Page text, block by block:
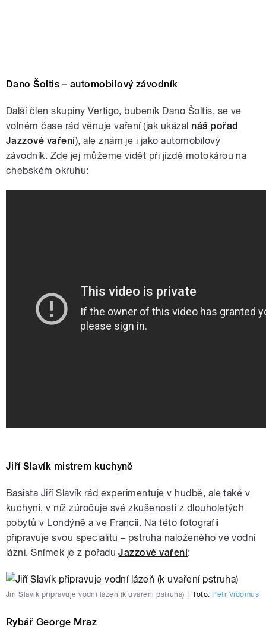
Dano Šoltis – automobilový závodník
Další člen skupiny Vertigo, bubeník Dano Šoltis, se ve
volném čase rád věnuje vaření (jak ukázal náš pořad
Jazzové vaření), ale znám je i jako automobilový
závodník. Zde jej můžeme vidět při jízdě motokárou na
chebském okruhu:
Jiří Slavík mistrem kuchyně
Basista Jiří Slavík rád experimentuje v hudbě, ale také v
kuchyni, v níž zúročuje své zkušenosti z dlouholetých
pobytů v Londýně a ve Francii. Na této fotografii
připravuje svou specialitu – pstruha naloženého ve vodní
lázni. Snímek je z pořaduJazzové vaření:
Jiří Slavík připravuje vodní lázeň (k uvaření pstruha) foto: Petr Vidomus
Rybář George Mraz